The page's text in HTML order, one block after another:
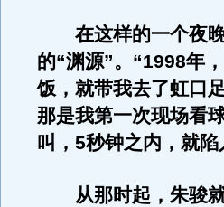
在这样的一个夜晚
的“渊源”。“1998年
饭，就带我去了虹口
那是我第一次现场看
叫，5秒钟之内，就
从那时起，朱骏就